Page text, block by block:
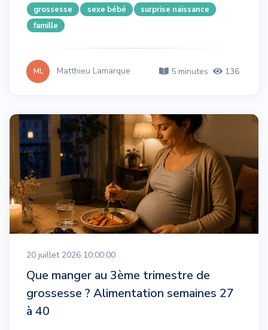
grossesse sexe bébé
surprise naissance
famille
ML Matthieu Lamarque 5 minutes 136
20 juillet 2026 10:00:00
Que manger au 3ème trimestre de
grossesse ? Alimentation semaines 27
à 40